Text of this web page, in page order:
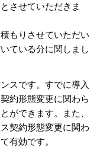
させていただきま
もりさせていただい
ている分に関しまし
スです。すでに導入
約形態変更に関わら
ができます。また、
契約形態変更に関わ
有効です。